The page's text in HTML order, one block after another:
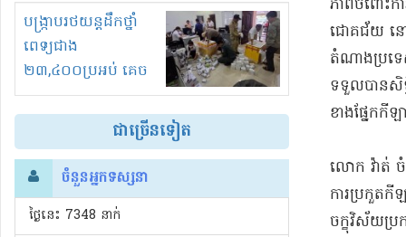
រំខានទាំងយប់ទាំងថ្ងៃ
បង្ក្រាបរថយន្តដឹកថ្នាំ
ពេទ្យជាង
២៣,៤០០ប្រអប់ គេច
ពន្ធនិងអត់ច្បាប់នាំ
ចូល!?
ជាច្រើនទៀត
ចំនួនអ្នកទស្សនា
ថ្ងៃនេះ​ 7348 នាក់
ភាព​ចំពោះ​ក
ជោគជ័យ នៅ
តំណាង​ប្រទ
ទទួលបាន​សិទ្
ខាង​ផ្នែក​កី
លោក វ៉ា​ត់ ចំ
ការប្រកួត​កី
ចក្ខុវិស័យ​ប្